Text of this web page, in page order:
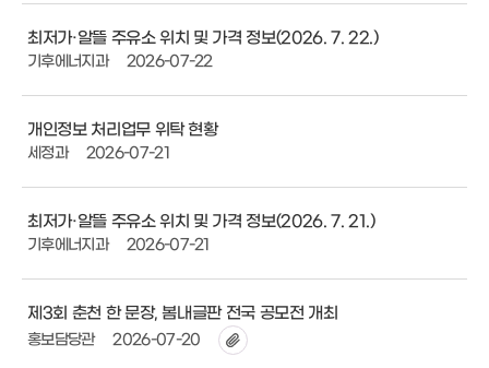
최저가·알뜰 주유소 위치 및 가격 정보(2026. 7. 22.)
기후에너지과 2026-07-22
개인정보 처리업무 위탁 현황
세정과 2026-07-21
최저가·알뜰 주유소 위치 및 가격 정보(2026. 7. 21.)
기후에너지과 2026-07-21
제3회 춘천 한 문장, 봄내글판 전국 공모전 개최
홍보담당관 2026-07-20